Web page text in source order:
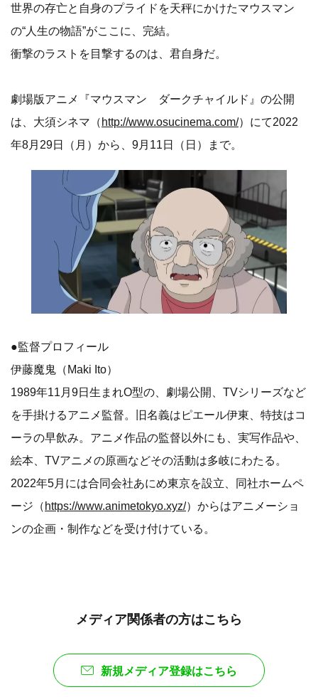
世界の存亡と自身のプライドを天秤にかけたマウスマン
の“人生の物語”がここに、完結。
衝撃のラストを目撃するのは、君自身だ。
劇場版アニメ『マウスマン ダークチャイルド』の公開
は、大須シネマ（http://www.osucinema.com/）にて2022
年8月29日（月）から、9月11日（日）まで。
●監督プロフィール
伊藤魔鬼（Maki Ito）
1989年11月9日生まれO型の、劇場公開、TVシリーズなど
を手掛けるアニメ監督。旧名義はピエール伊東、特技はコ
ーラの早飲み。アニメ作品の監督以外にも、実写作品や、
絵本、TVアニメの原画などその活動は多岐にわたる。
2022年5月には合同会社あにめ東京を設立、同社ホームペ
ージ（https://www.animetokyo.xyz/）からはアニメーショ
ンの企画・制作などを受け付けている。
メディア関係者の方はこちら
新規メディア登録はこちら